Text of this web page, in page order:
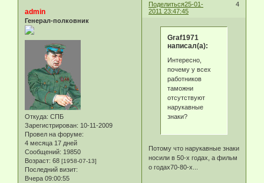
Поделиться 4
25-01-
2011 23:47:45
admin
Генерал-полковник
Откуда: СПБ
Зарегистрирован: 10-11-2009
Провел на форуме:
4 месяца 17 дней
Сообщений: 19850
Возраст: 68 [1958-07-13]
Последний визит:
Вчера 09:00:55
Graf1971
написал(а):
Интересно,
почему у всех
работников
таможни
отсутствуют
нарукавные
знаки?
Потому что нарукавные знаки
носили в 50-х годах, а фильм
о годах70-80-х...